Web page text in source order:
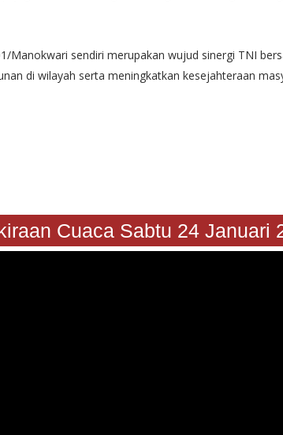
Manokwari sendiri merupakan wujud sinergi TNI
di wilayah serta meningkatkan kesejahteraan
Cuaca Sabtu 24 Januari